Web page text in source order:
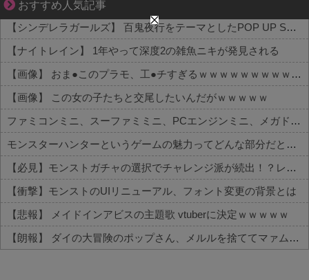
おすすめ人気記事
不器用な二人が辿り着いた、切なく温かい恋物語
【シンデレラガールズ】 百鬼夜行をテーマとしたPOP UP SHOPが東京・大阪にて開催
【ナイトレイン】 1年やって深度2の雑魚ニキが発見される
【画像】 おま●このプラモ、工●チすぎるｗｗｗｗｗｗｗｗｗｗ
【画像】 この女の子たちと交尾したいんだがｗｗｗｗｗ
ファミコンミニ、スーファミミニ、PCエンジンミニ、メガドラミニ、ネオジオミニ
モンスターハンターというゲームの魅力ってどんな部分だと思う？
【必見】モンストガチャの選択でチャレンジ派が続出！？レギュラーとの違いがコチラ
【衝撃】モンストのUIリニューアル、フォント変更の背景とは
【悲報】 メイドインアビスの主題歌 vtuberに決定ｗｗｗｗｗ
【朗報】 ダイの大冒険のポップさん、メルルを捨ててマァムなんかを選んでしまうｗｗｗ